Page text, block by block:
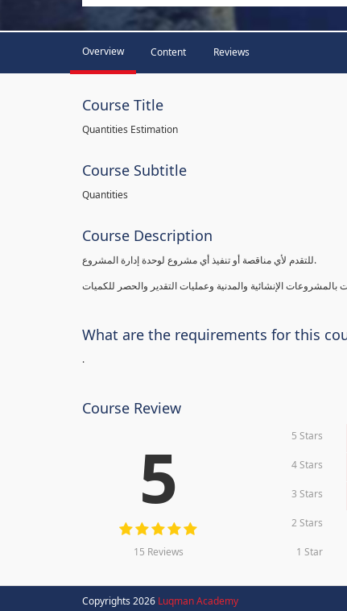
Overview Content Reviews
Course Title
Quantities Estimation
Course Subtitle
Quantities
Course Description
للتقدم لأي مناقصة أو تنفيذ أي مشروع لوحدة إدارة المشروع.
What are the requirements for this
.
Course Review
5
15 Reviews
5 Stars
4 Stars
3 Stars
2 Stars
1 Star
Copyrights 2026 Luqman Academy